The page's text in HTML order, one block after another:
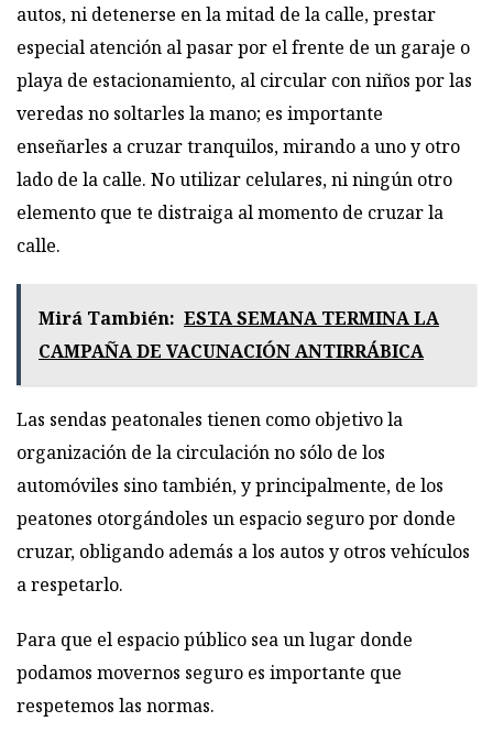
autos, ni detenerse en la mitad de la calle, prestar
especial atención al pasar por el frente de un garaje o
playa de estacionamiento, al circular con niños por las
veredas no soltarles la mano; es importante
enseñarles a cruzar tranquilos, mirando a uno y otro
lado de la calle. No utilizar celulares, ni ningún otro
elemento que te distraiga al momento de cruzar la
calle.
Mirá También: ESTA SEMANA TERMINA LA
CAMPAÑA DE VACUNACIÓN ANTIRRÁBICA
Las sendas peatonales tienen como objetivo la
organización de la circulación no sólo de los
automóviles sino también, y principalmente, de los
peatones otorgándoles un espacio seguro por donde
cruzar, obligando además a los autos y otros vehículos
a respetarlo.
Para que el espacio público sea un lugar donde
podamos movernos seguro es importante que
respetemos las normas.